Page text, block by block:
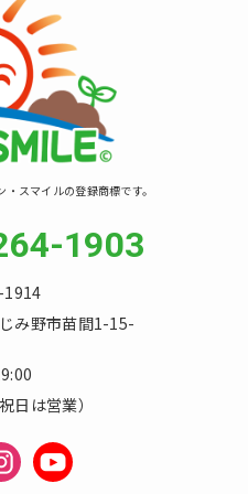
・スマイルの登録商標です。
1903
み野市苗間1-15-
日は営業）